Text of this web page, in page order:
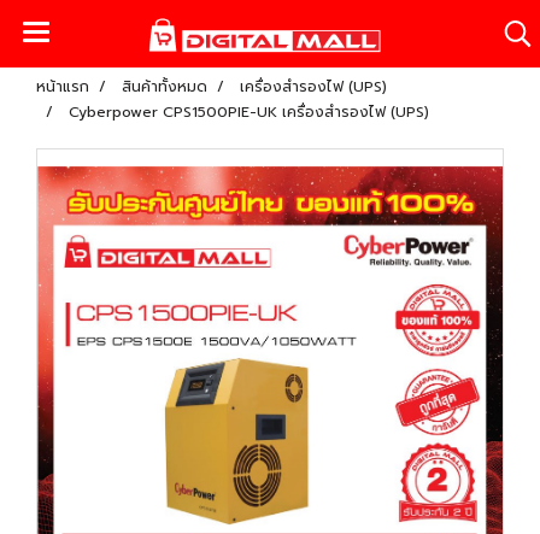
หน้าแรก สินค้าทั้งหมด
เครื่องสำรองไฟ (UPS)
Cyberpower CPS1500PIE-UK เครื่องสำรองไฟ (UPS)